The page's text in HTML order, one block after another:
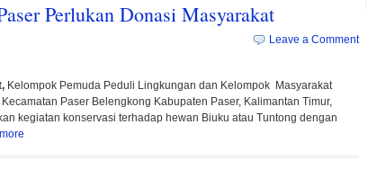
Perlukan Donasi Masyarakat
Leave a Comment
Kelompok Pemuda Peduli Lingkungan dan Kelompok Masyarakat
Paser Belengkong Kabupaten Paser, Kalimantan Timur,
kegiatan konservasi terhadap hewan Biuku atau Tuntong dengan